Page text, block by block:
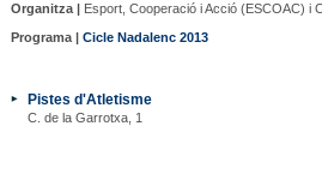
Organitza |Esport, Cooperació i Acció (ESCOAC) i
Programa | Cicle Nadalenc 2013
Pistes d'Atletisme
C. de la Garrotxa, 1